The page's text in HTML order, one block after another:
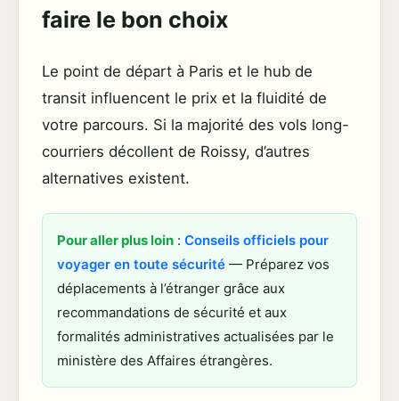
faire le bon choix
Le point de départ à Paris et le hub de
transit influencent le prix et la fluidité de
votre parcours. Si la majorité des vols long-
courriers décollent de Roissy, d’autres
alternatives existent.
Pour aller plus loin : Conseils officiels pour
voyager en toute sécurité — Préparez vos
déplacements à l’étranger grâce aux
recommandations de sécurité et aux
formalités administratives actualisées par le
ministère des Affaires étrangères.